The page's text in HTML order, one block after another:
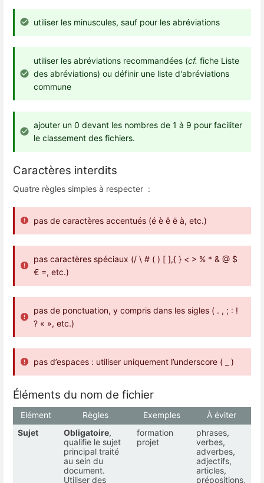
utiliser les minuscules, sauf pour les abréviations
utiliser les abréviations recommandées (cf. fiche Liste
des abréviations) ou définir une liste d'abréviations
commune
ajouter un 0 devant les nombres de 1 à 9 pour faciliter
le classement des fichiers.
Caractères interdits
Quatre règles simples à respecter :
pas de caractères accentués (é è ê ë à, etc.)
pas caractères spéciaux (/ \ # ( ) [ ],{ } < > % * & @ $
€ =, etc.)
pas de ponctuation, y compris dans les sigles ( . , ; : !
? « », etc.)
pas d’espaces : utiliser uniquement l’underscore ( _ )
Éléments du nom de fichier
Elément Règles Exemples
À éviter
Sujet
Obligatoire,
qualifie le sujet
principal traité
au sein du
document.
Utiliser des
formation
projet
phrases,
verbes,
adverbes,
adjectifs,
articles,
prépositions,